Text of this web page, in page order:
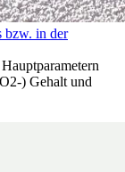
bzw. in der
) Gehalt und